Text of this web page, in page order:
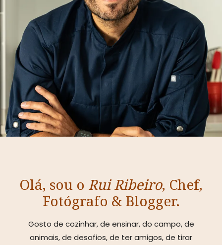
Olá, sou o Rui Ribeiro, Chef,
Fotógrafo & Blogger.
Gosto de cozinhar, de ensinar, do campo, de
animais, de desafios, de ter amigos, de tirar